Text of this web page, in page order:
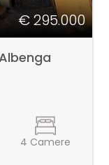
€ 295.000
4 Camere